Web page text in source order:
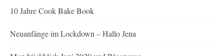
10 Jahre Cook Bake Book
Neuanfänge im Lockdown – Hallo Jena